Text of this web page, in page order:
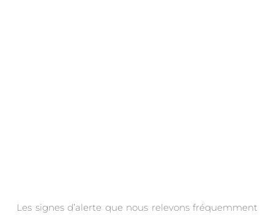
Les signes d’alerte que nous relevons fréquemment